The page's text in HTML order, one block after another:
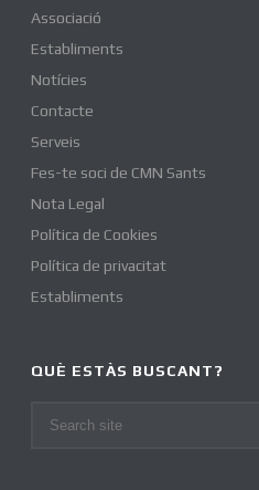
Associació
Establiments
Notícies
Contacte
Serveis
Fes-te soci de CMN Sants
Nota Legal
Política de Cookies
Política de privacitat
Establiments
QUÈ ESTÀS BUSCANT?